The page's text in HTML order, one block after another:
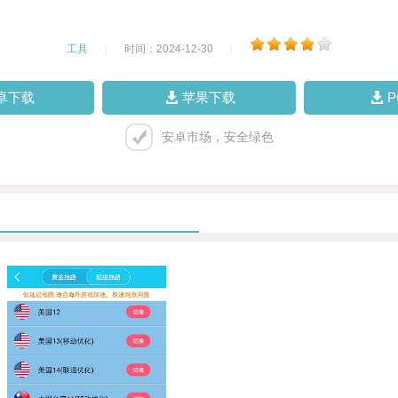
工具 时间：2024-12-30
下载 苹果下载
安卓市场，安全绿色